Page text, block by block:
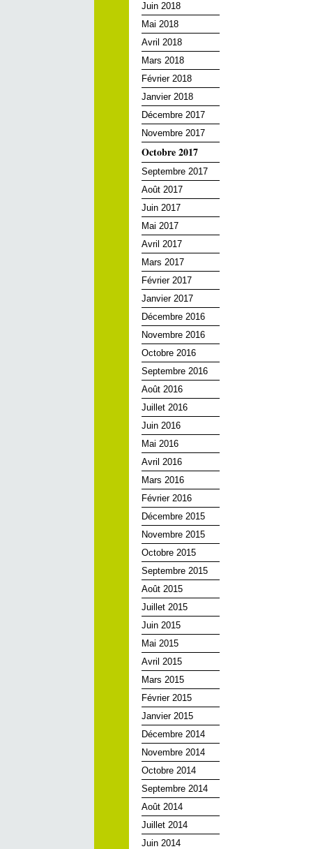
Juin 2018
Mai 2018
Avril 2018
Mars 2018
Février 2018
Janvier 2018
Décembre 2017
Novembre 2017
Octobre 2017
Septembre 2017
Août 2017
Juin 2017
Mai 2017
Avril 2017
Mars 2017
Février 2017
Janvier 2017
Décembre 2016
Novembre 2016
Octobre 2016
Septembre 2016
Août 2016
Juillet 2016
Juin 2016
Mai 2016
Avril 2016
Mars 2016
Février 2016
Décembre 2015
Novembre 2015
Octobre 2015
Septembre 2015
Août 2015
Juillet 2015
Juin 2015
Mai 2015
Avril 2015
Mars 2015
Février 2015
Janvier 2015
Décembre 2014
Novembre 2014
Octobre 2014
Septembre 2014
Août 2014
Juillet 2014
Juin 2014